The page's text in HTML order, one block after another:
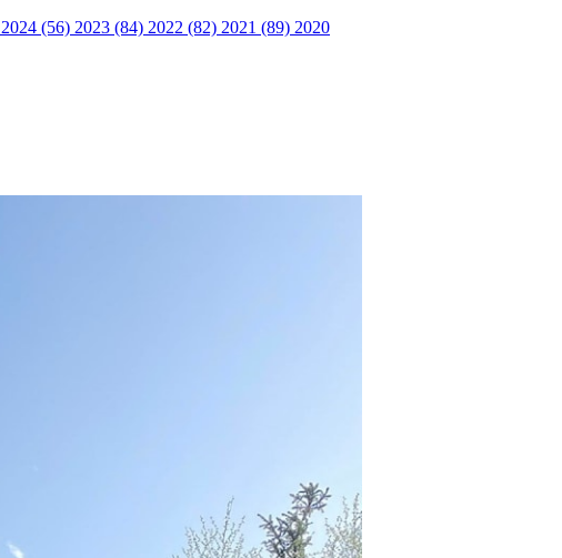
2024 (56) 2023 (84) 2022 (82) 2021 (89) 2020